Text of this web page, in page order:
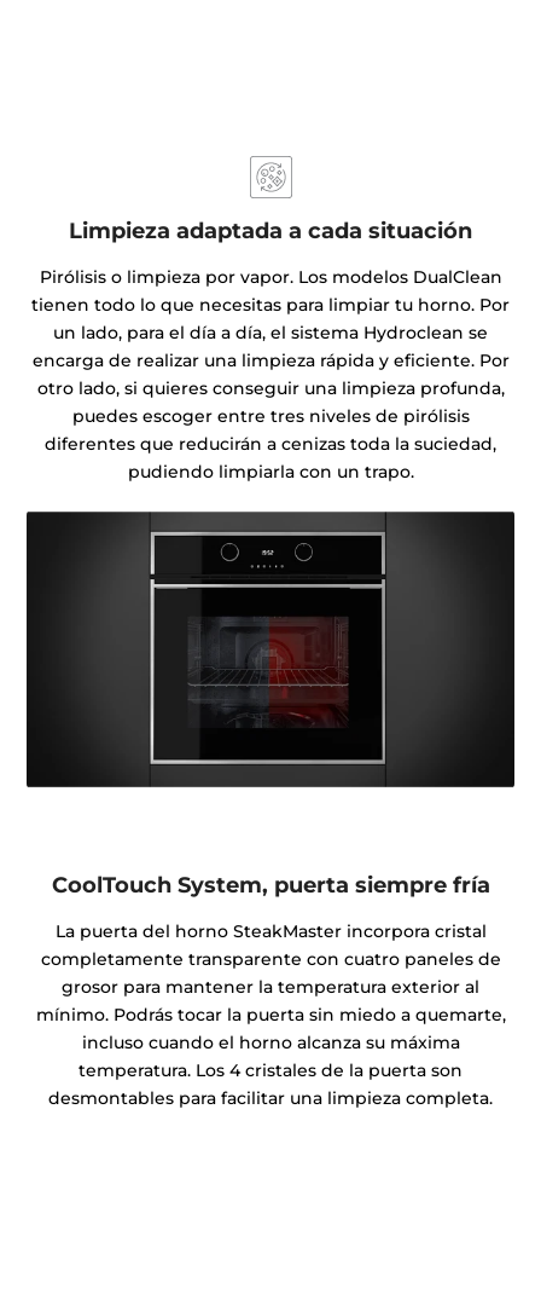
Limpieza adaptada a cada situación
Pirólisis o limpieza por vapor. Los modelos DualClean
tienen todo lo que necesitas para limpiar tu horno. Por
un lado, para el día a día, el sistema Hydroclean se
encarga de realizar una limpieza rápida y eficiente. Por
otro lado, si quieres conseguir una limpieza profunda,
puedes escoger entre tres niveles de pirólisis
diferentes que reducirán a cenizas toda la suciedad,
pudiendo limpiarla con un trapo.
CoolTouch System, puerta siempre fría
La puerta del horno SteakMaster incorpora cristal
completamente transparente con cuatro paneles de
grosor para mantener la temperatura exterior al
mínimo. Podrás tocar la puerta sin miedo a quemarte,
incluso cuando el horno alcanza su máxima
temperatura. Los 4 cristales de la puerta son
desmontables para facilitar una limpieza completa.